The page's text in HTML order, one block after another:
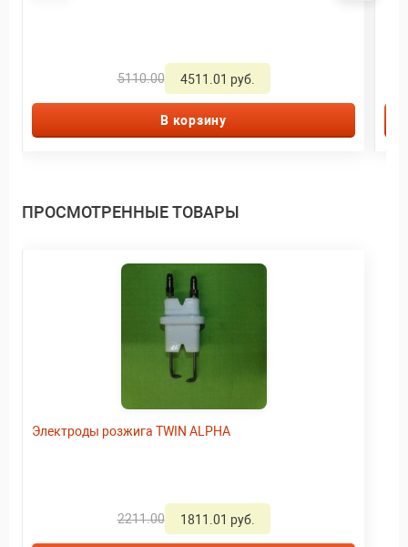
5110.00 4511.01 руб.
В корзину
ПРОСМОТРЕННЫЕ ТОВАРЫ
Электроды розжига TWIN ALPHA
2211.00 1811.01 руб.